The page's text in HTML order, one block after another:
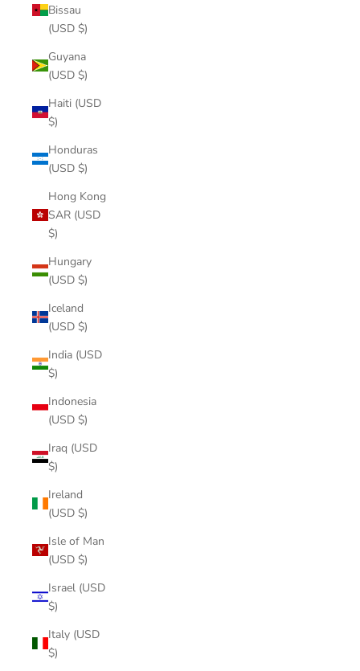
Bissau
(USD $)
Guyana
(USD $)
Haiti (USD
$)
Honduras
(USD $)
Hong Kong
SAR (USD
$)
Hungary
(USD $)
Iceland
(USD $)
India (USD
$)
Indonesia
(USD $)
Iraq (USD
$)
Ireland
(USD $)
Isle of Man
(USD $)
Israel (USD
$)
Italy (USD
$)